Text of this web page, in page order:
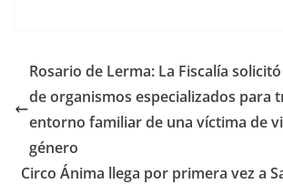
b
o
o
k
d
o
n
l p
ar
ti
Rosario de Lerma: La Fiscalía
de organismos especializados para
entorno familiar de una víctima de
género
Circo Ánima llega por primera vez a